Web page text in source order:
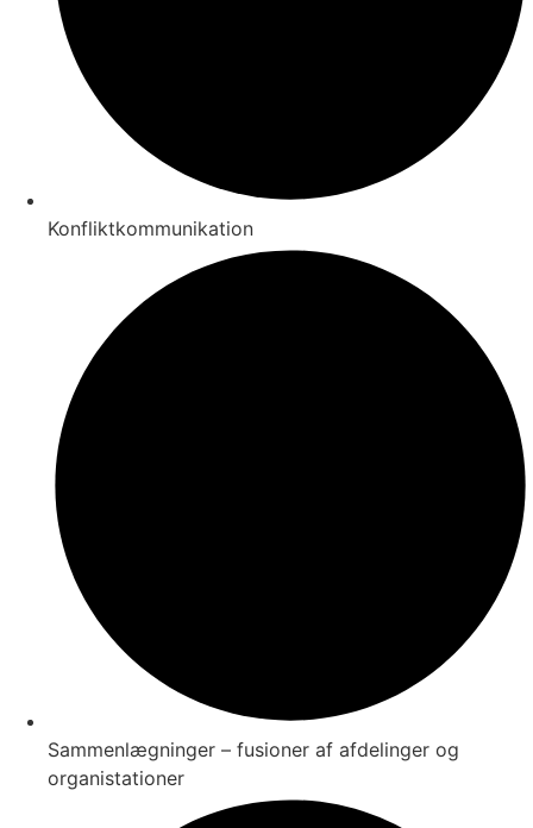
Konfliktkommunikation
Sammenlægninger – fusioner af afdelinger og
organistationer